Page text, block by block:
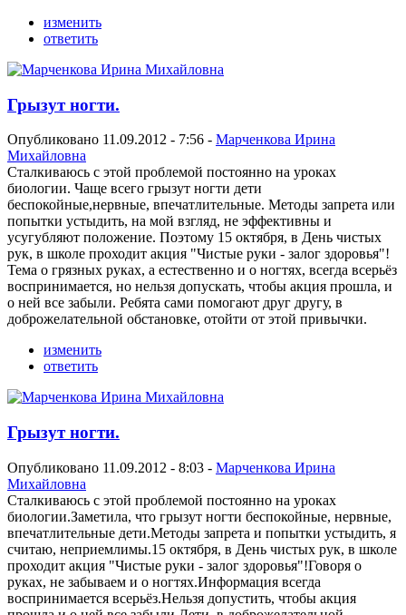
изменить
ответить
Грызут ногти.
Опубликовано 11.09.2012 - 7:56 - Марченкова Ирина
Михайловна
Сталкиваюсь с этой проблемой постоянно на уроках
биологии. Чаще всего грызут ногти дети
беспокойные,нервные, впечатлительные. Методы запрета или
попытки устыдить, на мой взгляд, не эффективны и
усугубляют положение. Поэтому 15 октября, в День чистых
рук, в школе проходит акция "Чистые руки - залог здоровья"!
Тема о грязных руках, а естественно и о ногтях, всегда всерьёз
воспринимается, но нельзя допускать, чтобы акция прошла, и
о ней все забыли. Ребята сами помогают друг другу, в
доброжелательной обстановке, отойти от этой привычки.
изменить
ответить
Грызут ногти.
Опубликовано 11.09.2012 - 8:03 - Марченкова Ирина
Михайловна
Сталкиваюсь с этой проблемой постоянно на уроках
биологии.Заметила, что грызут ногти беспокойные, нервные,
впечатлительные дети.Методы запрета и попытки устыдить, я
считаю, неприемлимы.15 октября, в День чистых рук, в школе
проходит акция "Чистые руки - залог здоровья"!Говоря о
руках, не забываем и о ногтях.Информация всегда
воспринимается всерьёз.Нельзя допустить, чтобы акция